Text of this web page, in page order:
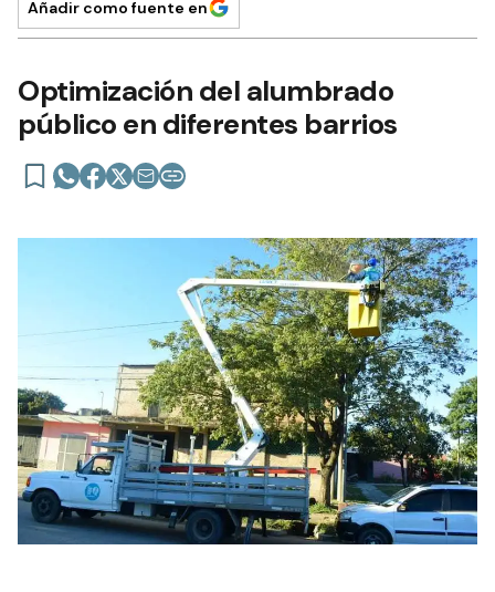
Añadir como fuente en
Optimización del alumbrado
público en diferentes barrios